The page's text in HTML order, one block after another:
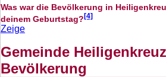
Was war die Bevölkerung in
deinem Geburtstag?[4]
Zeige
Gemeinde
Bevölkerung